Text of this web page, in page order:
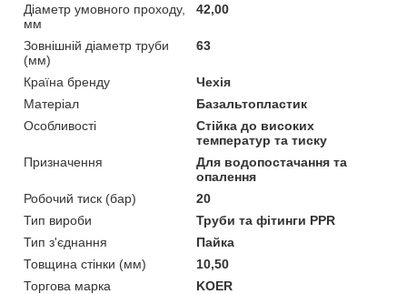
Діаметр умовного проходу,
мм
42,00
Зовнішній діаметр труби
(мм)
63
Країна бренду
Чехія
Матеріал
Базальтопластик
Особливості
Стійка до високих
температур та тиску
Призначення
Для водопостачання та
опалення
Робочий тиск (бар)
20
Тип вироби
Труби та фітинги PPR
Тип з'єднання
Пайка
Товщина стінки (мм)
10,50
Торгова марка
KOER